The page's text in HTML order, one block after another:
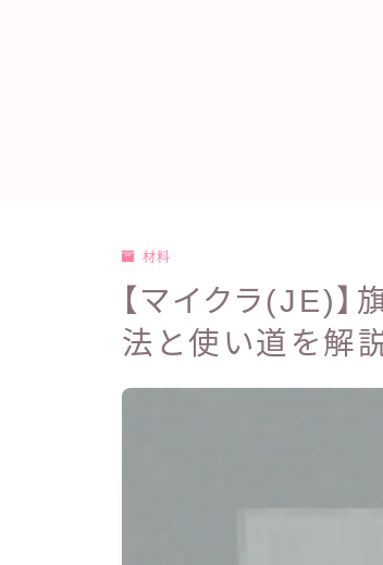
材料
【マイクラ(JE)
法と使い道を解説